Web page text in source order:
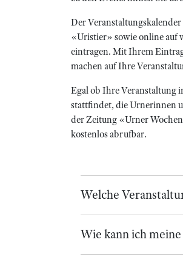
Der
«Uristier» sowie online auf
eintragen. Mit Ihrem
machen auf Ihre
Egal ob Ihre Veranstaltung
stattfindet, die Urnerinnen
der Zeitung «Urner
kostenlos abrufbar.
Welche
Wie kann ich